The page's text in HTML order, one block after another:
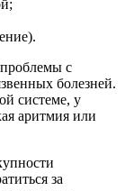
с
болезней.
системе, у
аритмия или
за